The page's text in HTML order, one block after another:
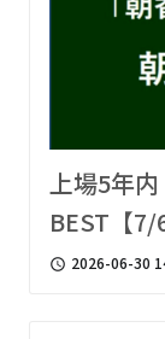
上場5年
BEST【7/
access_time 2026-06-30